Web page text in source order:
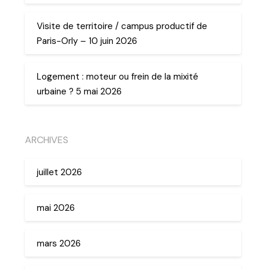
Visite de territoire / campus productif de
Paris-Orly – 10 juin 2026
Logement : moteur ou frein de la mixité
urbaine ? 5 mai 2026
ARCHIVES
juillet 2026
mai 2026
mars 2026